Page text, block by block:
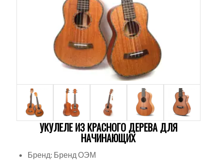
УКУЛЕЛЕ ИЗ КРАСНОГО ДЕРЕВА ДЛЯ
НАЧИНАЮЩИХ
Бренд: Бренд ОЭМ